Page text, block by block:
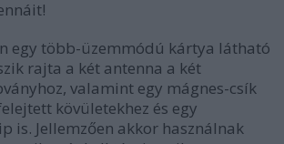
egy több-üzemmódú kártya látható
rajta a két antenna a két
valamint egy mágnes-csík
kövületekhez és egy
is. Jellemzően akkor használnak